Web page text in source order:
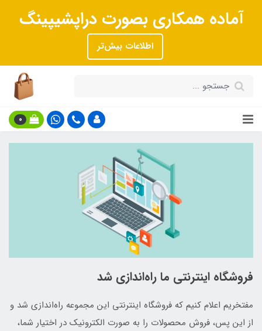
آماده همکاری بصورت دراپشیپینگ
اطلاعات بیش‌تر
0
فروشگاه اینترنتی ما راه‌اندازی شد
مفتخریم اعلام کنیم که فروشگاه اینترنتی این مجموعه راه‌اندازی شد و
از این پس، فروش محصولات را به صورت الکترونیک در اختیار شما،